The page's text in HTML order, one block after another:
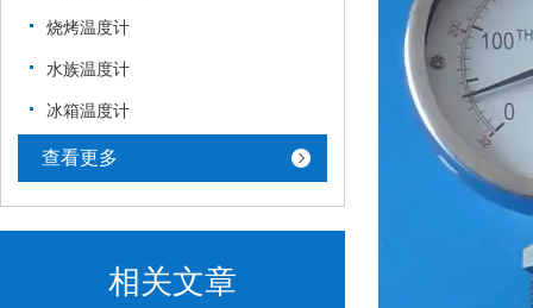
烧烤温度计
水族温度计
冰箱温度计
查看更多
相关文章